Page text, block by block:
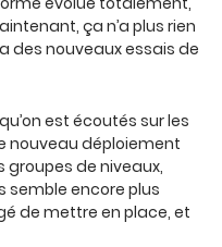
ça n’a plus rien
des nouveaux essais de
est écoutés sur les
nouveau déploiement
de niveaux,
semble encore plus
de mettre en place, et